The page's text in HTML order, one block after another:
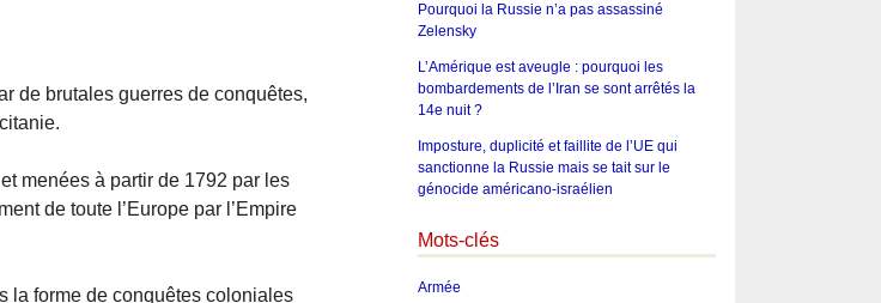
de brutales guerres de conquêtes,
menées à partir de 1792 par les
de toute l’Europe par l’Empire
la forme de conquêtes coloniales
Pourquoi la Russie n’a pas assassiné
Zelensky
L’Amérique est aveugle : pourquoi les
bombardements de l’Iran se sont arrêtés la
14e nuit ?
Imposture, duplicité et faillite de l’UE qui
sanctionne la Russie mais se tait sur le
génocide américano-israélien
Mots-clés
Armée